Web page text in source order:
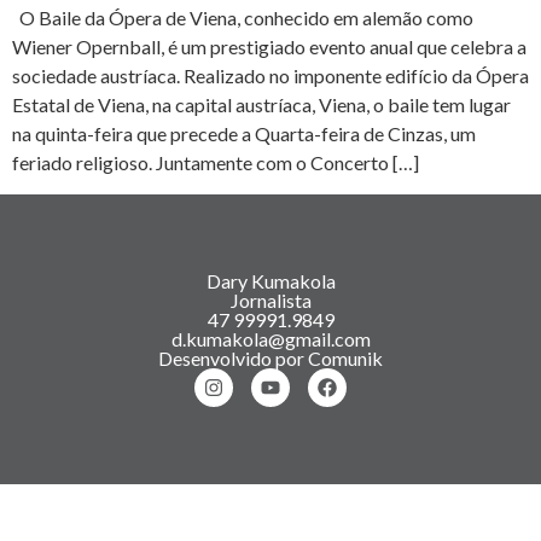
O Baile da Ópera de Viena, conhecido em alemão como
Wiener Opernball, é um prestigiado evento anual que celebra a
sociedade austríaca. Realizado no imponente edifício da Ópera
Estatal de Viena, na capital austríaca, Viena, o baile tem lugar
na quinta-feira que precede a Quarta-feira de Cinzas, um
feriado religioso. Juntamente com o Concerto […]
Dary Kumakola
Jornalista
47 99991.9849
d.kumakola@gmail.com
Desenvolvido por Comunik